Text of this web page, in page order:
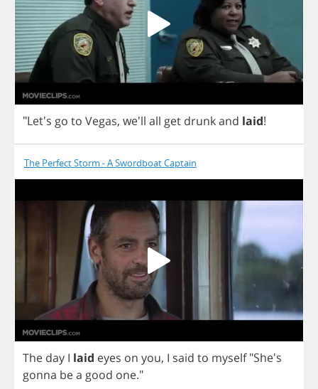
"Let's go to Vegas, we'll all get drunkand laid!
The Perfect Storm - A Swordboat Captain
The day I laid eyes on you, I said to myself"She's
gonna bea good one."